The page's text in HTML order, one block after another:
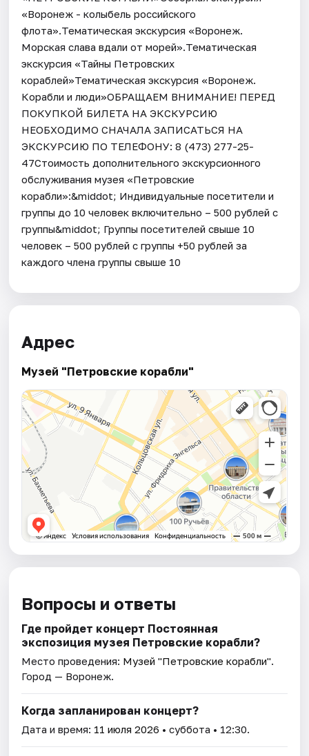
«Воронеж - колыбель российского
флота».Тематическая экскурсия «Воронеж.
Морская слава вдали от морей».Тематическая
экскурсия «Тайны Петровских
кораблей»Тематическая экскурсия «Воронеж.
Корабли и люди»ОБРАЩАЕМ ВНИМАНИЕ! ПЕРЕД
ПОКУПКОЙ БИЛЕТА НА ЭКСКУРСИЮ
НЕОБХОДИМО СНАЧАЛА ЗАПИСАТЬСЯ НА
ЭКСКУРСИЮ ПО ТЕЛЕФОНУ: 8 (473) 277-25-
47Стоимость дополнительного экскурсионного
обслуживания музея «Петровские
корабли»:&middot; Индивидуальные посетители и
группы до 10 человек включительно – 500 рублей с
группы&middot; Группы посетителей свыше 10
человек – 500 рублей с группы +50 рублей за
каждого члена группы свыше 10
Адрес
Музей "Петровские корабли"
Вопросы и ответы
Где пройдет концерт Постоянная
экспозиция музея Петровские корабли?
Место проведения: Музей "Петровские корабли".
Город — Воронеж.
Когда запланирован концерт?
Дата и время: 11 июля 2026 • суббота • 12:30.